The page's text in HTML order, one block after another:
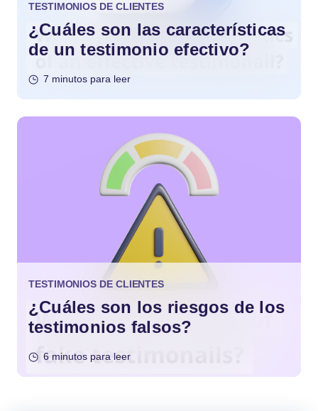
TESTIMONIOS DE CLIENTES
¿Cuáles son las características
de un testimonio efectivo?
7 minutos para leer
TESTIMONIOS DE CLIENTES
¿Cuáles son los riesgos de los
testimonios falsos?
6 minutos para leer